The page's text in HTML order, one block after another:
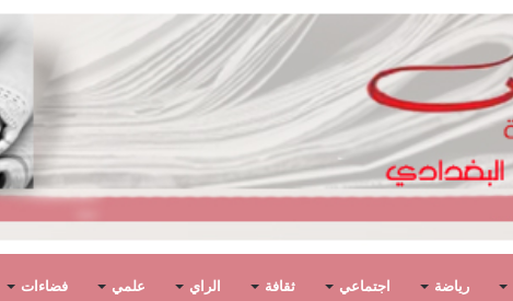
رياضة اجتماعي ثقافة الراي علمي فضاءات